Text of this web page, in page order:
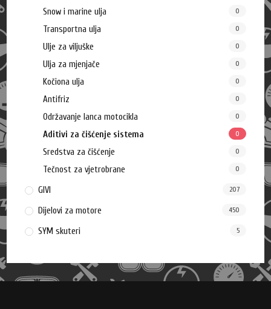
Snow i marine ulja 0
Transportna ulja 0
Ulje za viljuške 0
Ulja za mjenjače 0
Kočiona ulja 0
Antifriz 0
Održavanje lanca motocikla 0
Aditivi za čišćenje sistema 0
Sredstva za čišćenje 0
Tečnost za vjetrobrane 0
GIVI 207
Dijelovi za motore 450
SYM skuteri 5